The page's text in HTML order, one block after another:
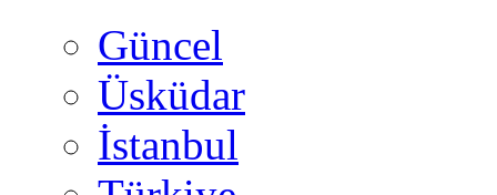
Güncel
Üsküdar
İstanbul